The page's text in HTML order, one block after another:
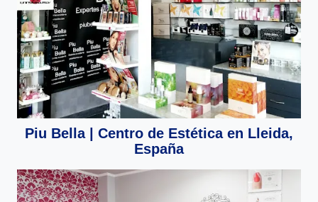
Piu Bella | Centro de Estética en Lleida,
España